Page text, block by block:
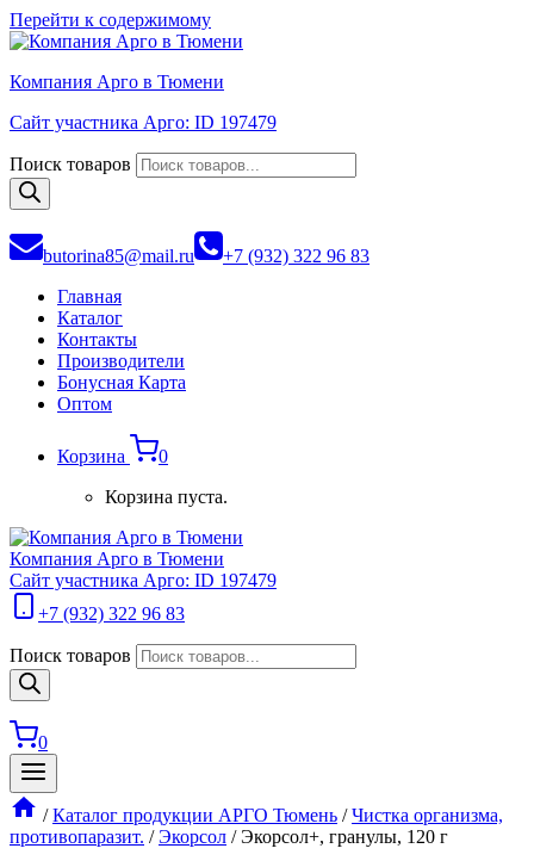
Перейти к содержимому
Компания Арго в Тюмени
Сайт участника Арго: ID 197479
Поиск товаров
butorina85@mail.ru
+7 (932) 322 96 83
Главная
Каталог
Контакты
Производители
Бонусная Карта
Оптом
Корзина
0
Корзина пуста.
Компания Арго в Тюмени
Сайт участника Арго: ID 197479
+7 (932) 322 96 83
Поиск товаров
0
/ Каталог продукции АРГО Тюмень / Чистка организма,
противопаразит. / Экорсол / Экорсол+, гранулы, 120 г